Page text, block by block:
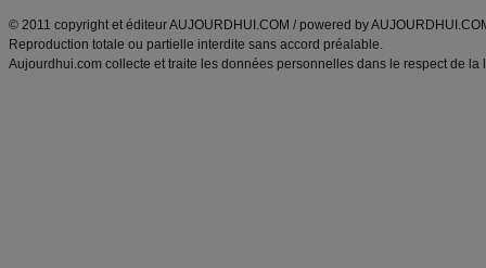
© 2011 copyright et éditeur AUJOURDHUI.COM / powered by
Reproduction totale ou partielle interdite sans accord préalable.
Aujourdhui.com collecte et traite les données personnelles dans le respect de